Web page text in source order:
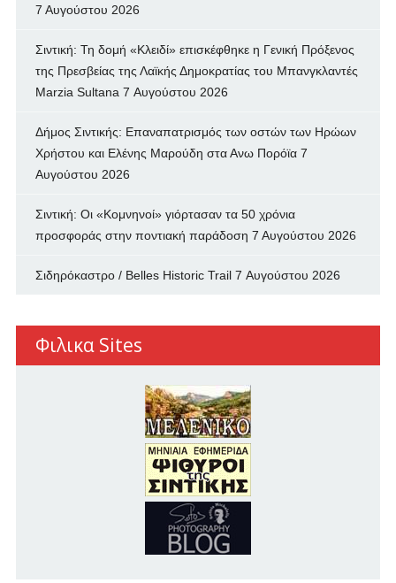
7 Αυγούστου 2026
Σιντική: Τη δομή «Κλειδί» επισκέφθηκε η Γενική Πρόξενος
της Πρεσβείας της Λαϊκής Δημοκρατίας του Μπανγκλαντές
Marzia Sultana 7 Αυγούστου 2026
Δήμος Σιντικής: Επαναπατρισμός των oστών των Ηρώων
Χρήστου και Ελένης Μαρούδη στα Ανω Πορόϊα 7
Αυγούστου 2026
Σιντική: Οι «Κομνηνοί» γιόρτασαν τα 50 χρόνια
προσφοράς στην ποντιακή παράδοση 7 Αυγούστου 2026
Σιδηρόκαστρο / Belles Historic Trail 7 Αυγούστου 2026
Φιλικα Sites